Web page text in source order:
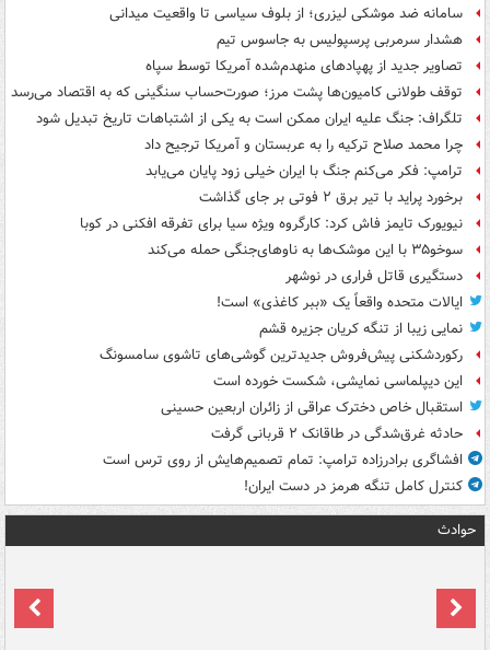
سامانه ضد موشکی لیزری؛ از بلوف سیاسی تا واقعیت میدانی
هشدار سرمربی پرسپولیس به جاسوس تیم
تصاویر جدید از پهپادهای منهدم‌شده آمریکا توسط سپاه
توقف طولانی کامیون‌ها پشت مرز؛ صورت‌حساب سنگینی که به اقتصاد می‌رسد
تلگراف: جنگ علیه ایران ممکن است به یکی از اشتباهات تاریخ تبدیل شود
چرا محمد صلاح ترکیه را به عربستان و آمریکا ترجیح داد
ترامپ: فکر می‌کنم جنگ با ایران خیلی زود پایان می‌یابد
برخورد پراید با تیر برق ۲ فوتی بر جای گذاشت
نیویورک تایمز فاش کرد: کارگروه ویژه سیا برای تفرقه افکنی در کوبا
سوخو۳۵ با این موشک‌ها به ناوهای‌جنگی حمله می‌کند
دستگیری قاتل فراری در نوشهر
ایالات متحده واقعاً یک «ببر کاغذی» است!
نمایی زیبا از تنگه کریان جزیره قشم
رکوردشکنی پیش‌فروش جدیدترین گوشی‌های تاشوی سامسونگ
این دیپلماسی نمایشی، شکست خورده است
استقبال خاص دخترک عراقی از زائران اربعین حسینی
حادثه غرق‌شدگی در طاقانک ۲ قربانی گرفت
افشاگری برادرزاده ترامپ: تمام تصمیم‌هایش از روی ترس است
کنترل کامل تنگه هرمز در دست ایران!
حوادث